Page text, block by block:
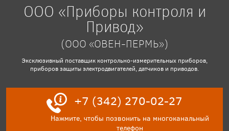
ООО «Приборы контроля и
Привод»
(ООО «ОВЕН-ПЕРМЬ»)
Эксклюзивный поставщик контрольно-измерительных приборов,
приборов защиты электродвигателей, датчиков и приводов.
+7 (342) 270-02-27
Нажмите, чтобы позвонить на многоканальный
телефон